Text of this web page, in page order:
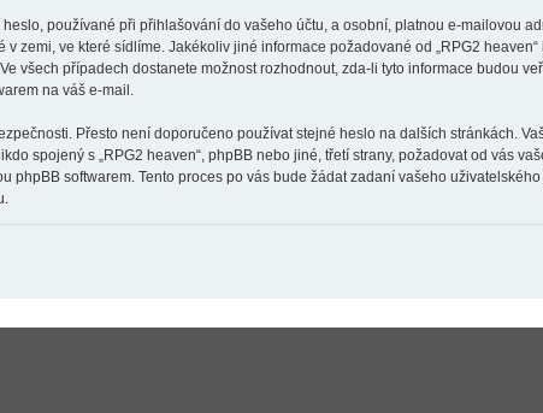
používané při přihlašování do vašeho účtu, a osobní, platnou e-mailovou
zemi, ve které sídlíme. Jakékoliv jiné informace požadované od „RPG2
všech případech dostanete možnost rozhodnout, zda-li tyto informace budou
na váš e-mail.
Přesto není doporučeno používat stejné heslo na dalších stránkách.
spojený s „RPG2 heaven“, phpBB nebo jiné, třetí strany, požadovat od vás
phpBB softwarem. Tento proces po vás bude žádat zadaní vašeho